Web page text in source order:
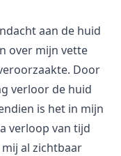
aan de huid
over mijn vette
Door
verloor de huid
is het in mijn
verloop van tijd
al zichtbaar